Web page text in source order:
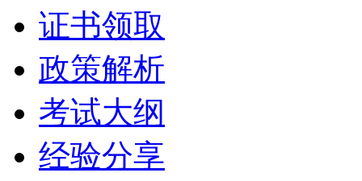
证书领取
政策解析
考试大纲
经验分享